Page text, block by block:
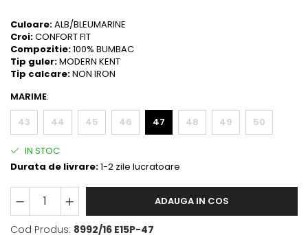
Culoare:ALB/BLEUMARINE
Croi:CONFORT FIT
Compozitie:100% BUMBAC
Tip guler:MODERN KENT
Tip calcare:NON IRON
MARIME:
43
44 45 46 47 48 49 50
IN STOC
Durata de livrare:1-2 zile lucratoare
ADAUGA IN COS
Cod Produs: 8992/16 E15P-47